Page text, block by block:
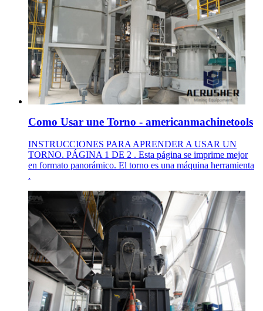
Como Usar une Torno - americanmachinetools
INSTRUCCIONES PARA APRENDER A USAR UN
TORNO. PÁGINA 1 DE 2 . Esta página se imprime mejor
en formato panorámico. El torno es una máquina herramienta
.